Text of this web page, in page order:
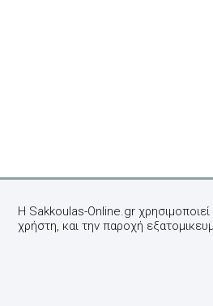
Η Sakkoulas-Online.gr
χρήστη, και την παροχή